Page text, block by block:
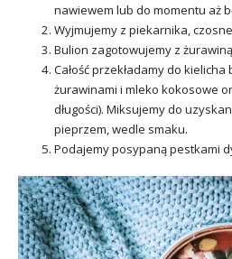
nawiewem lub do momentu aż
Wyjmujemy z piekarnika,
Bulion zagotowujemy z
Całość przekładamy do
żurawinami i mleko kokosowe
długości). Miksujemy do
pieprzem, wedle smaku.
Podajemy posypaną pestkami